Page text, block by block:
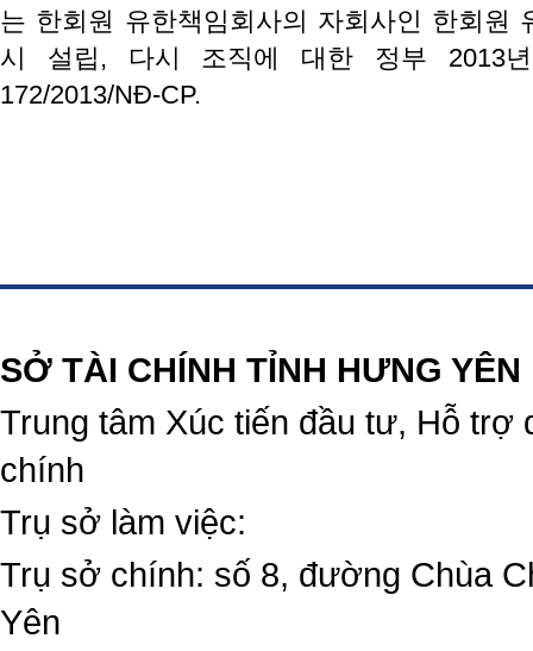
는 한회원 유한책임회사의 자회사인 한회원
시 설립, 다시 조직에 대한 정부 2013
172/2013/NĐ-CP.
SỞ TÀI CHÍNH TỈNH HƯNG YÊN
Trung tâm Xúc tiến đầu tư, Hỗ trợ
chính
Trụ sở làm việc:
Trụ sở chính: số 8, đường Chùa
Yên